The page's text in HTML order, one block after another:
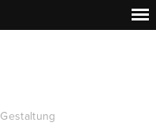
Gestaltung